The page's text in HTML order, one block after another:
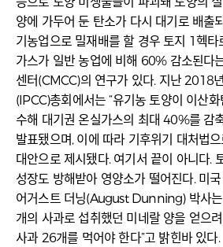
양에 가두어 둔 탄소가 다시 대기로 배출
기농업으로 밀재배를 할 경우 토지 1헥타
가스가 일반 농업에 비해 60% 감소된다
센터(CMCC)의 연구가 있다. 지난 2018
(IPCC)총회에서는 “유기농 토양이 이산
수해 대기권 온실가스의 최대 40%를 감
발표됐으며, 이에 따라 기후위기 대처법
대안으로 제시됐다. 여기서 끝이 아니다.
성장도 방해받아 영양소가 떨어진다. 미
어거스트 더닝(August Dunning) 박사
개의 사과로 섭취했던 미네랄 양을 얻으
사과 26개를 먹어야 한다”고 밝힌바 있다.